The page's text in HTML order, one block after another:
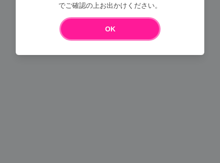
Loading...
でご確認の上お出かけください。
OK